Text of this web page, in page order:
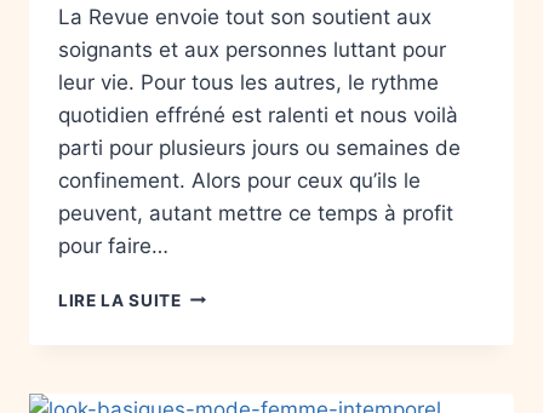
La Revue envoie tout son soutient aux
soignants et aux personnes luttant pour
leur vie. Pour tous les autres, le rythme
quotidien effréné est ralenti et nous voilà
parti pour plusieurs jours ou semaines de
confinement. Alors pour ceux qu’ils le
peuvent, autant mettre ce temps à profit
pour faire…
LIRE LA SUITE